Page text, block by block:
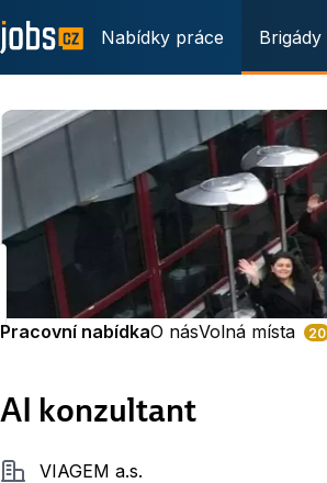
Nabídky práce Brigády
Pracovní nabídkaO násVolná místa 20
AI konzultant
SpolečnostVIAGEM a.s.